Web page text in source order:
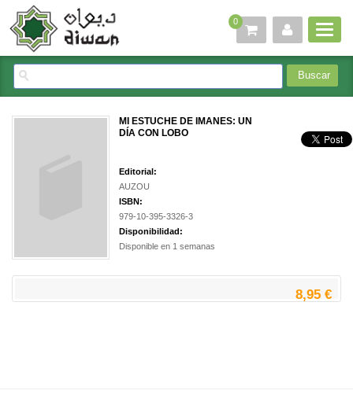
0
MI ESTUCHE DE IMANES: UN
DÍA CON LOBO
Editorial:
AUZOU
ISBN:
979-10-395-3326-3
Disponibilidad:
Disponible en 1 semanas
8,95 €